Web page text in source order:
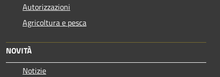
Autorizzazioni
Agricoltura e pesca
NOVITÀ
Notizie